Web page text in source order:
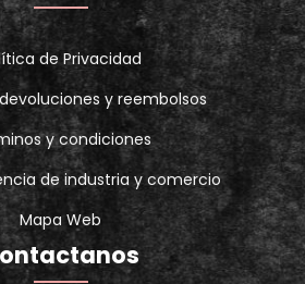
de Privacidad
y reembolsos
y condiciones
de industria y comercio
Mapa Web